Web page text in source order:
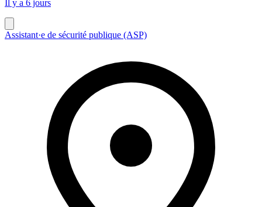
Il y a 6 jours
Assistant·e de sécurité publique (ASP)